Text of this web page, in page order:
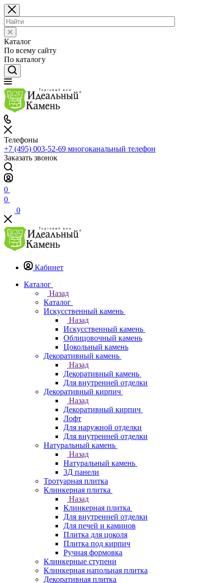
Каталог
По всему сайту
По каталогу
Телефоны
+7 (495) 003-52-69 многоканальный телефон
Заказать звонок
0
0
0
Кабинет
Каталог
Назад
Каталог
Искусственный камень
Назад
Искусственный камень
Облицовочный камень
Цокольный камень
Декоративный камень
Назад
Декоративный камень
Для внутренней отделки
Декоративный кирпич
Назад
Декоративный кирпич
Лофт
Для наружной отделки
Для внутренней отделки
Натуральный камень
Назад
Натуральный камень
3Д панели
Тротуарная плитка
Клинкерная плитка
Назад
Клинкерная плитка
Для внутренней отделки
Для печей и каминов
Плитка для цоколя
Плитка под кирпич
Ручная формовка
Клинкерные ступени
Клинкерная напольная плитка
Декоративная плитка